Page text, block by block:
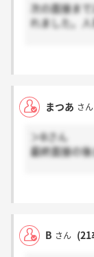
次の面接ま
れました。
まつあ さん
＞Bさん
最終面接の
B さん (21